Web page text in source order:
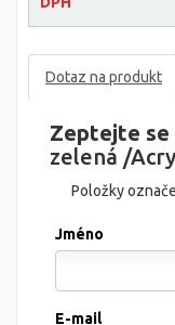
Dotaz na produkt
Zeptejte se
zelená /
Položky
Jméno
E-mail